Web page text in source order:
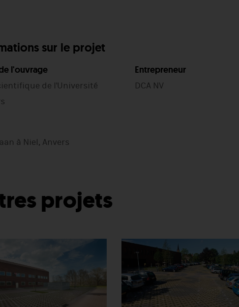
sur le projet
l'ouvrage
de l'Université
Entrepreneur
DCA NV
à Niel, Anvers
projets